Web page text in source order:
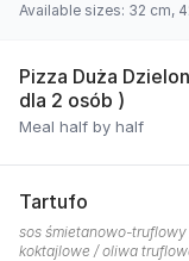
Available sizes: 32 cm,
Pizza Duża
dla 2 osób )
Meal half by half
Tartufo
sos śmietanowo-truflowy
koktajlowe / oliwa